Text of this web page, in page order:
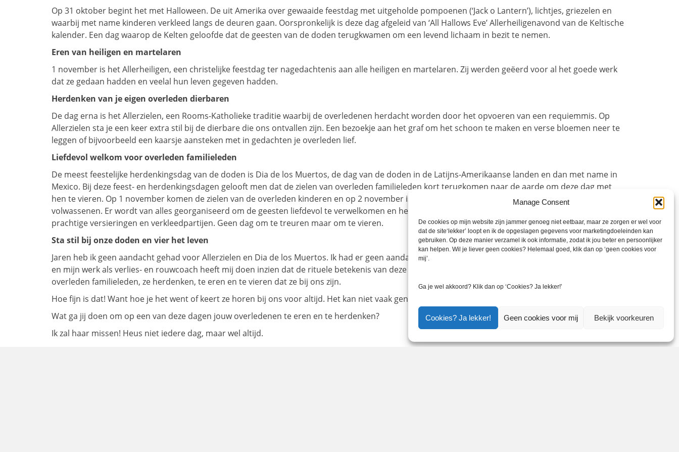
Manage Consent
De cookies op mijn website zijn jammer genoeg niet eetbaar, maar ze zorgen er wel voor
dat de site‘lekker’ loopt en ik de opgeslagen gegevens voor marketingdoeleinden kan
gebruiken. Op deze manier verzamel ik ook informatie, zodat ik jou beter en persoonlijker
kan helpen. Wil je liever geen cookies? Helemaal goed, klik dan op ‘geen cookies voor
mij’.
Ga je wel akkoord? Klik dan op ‘Cookies? Ja lekker!’
Cookies? Ja lekker! Geen cookies voor mij Bekijk voorkeuren
Op 31 oktober begint het met Halloween. De uit Amerika over gewaaide feestdag met uitgeholde pompoenen (‘Jack o Lantern’), lichtjes, griezelen en
waarbij met name kinderen verkleed langs de deuren gaan. Oorspronkelijk is deze dag afgeleid van ‘All Hallows Eve’ Allerheiligenavond van de Keltische
kalender. Een dag waarop de Kelten geloofde dat de geesten van de doden terugkwamen om een levend lichaam in bezit te nemen.
Eren van heiligen en martelaren
1 november is het Allerheiligen, een christelijke feestdag ter nagedachtenis aan alle heiligen en martelaren. Zij werden geëerd voor al het goede werk
dat ze gedaan hadden en veelal hun leven gegeven hadden.
Herdenken van je eigen overleden dierbaren
De dag erna is het Allerzielen, een Rooms-Katholieke traditie waarbij de overledenen herdacht worden door het opvoeren van een requiemmis. Op
Allerzielen sta je een keer extra stil bij de dierbare die ons ontvallen zijn. Een bezoekje aan het graf om het schoon te maken en verse bloemen neer te
leggen of bijvoorbeeld een kaarsje aansteken met in gedachten je overleden lief.
Liefdevol welkom voor overleden familieleden
De meest feestelijke herdenkingsdag van de doden is Dia de los Muertos, de dag van de doden in de Latijns-Amerikaanse landen en dan met name in
Mexico. Bij deze feest- en herdenkingsdagen gelooft men dat de zielen van overleden familieleden kort terugkomen naar de aarde om deze dag met
hen te vieren. Op 1 november komen de zielen van de overleden kinderen en op 2 november is het de beurt aan de zielen van de overleden
volwassenen. Er wordt van alles georganiseerd om de geesten liefdevol te verwelkomen en het is dan ook een dag vol festiviteiten, eten, drinken en
prachtige versieringen en verkleedpartijen. Geen dag om te treuren maar om te vieren.
Sta stil bij onze doden en vier het leven
Jaren heb ik geen aandacht gehad voor Allerzielen en Dia de los Muertos. Ik had er geen aandacht voor en deed er niets mee. Het overlijden van Joppe
en mijn werk als verlies- en rouwcoach heeft mij doen inzien dat de rituele betekenis van deze dagen zoiets moois is. Extra stil te staan bij onze
overleden familieleden, ze herdenken, te eren en te vieren dat ze bij ons zijn.
Hoe fijn is dat! Want hoe je het went of keert ze horen bij ons voor altijd. Het kan niet vaak genoeg.
Wat ga jij doen om op een van deze dagen jouw overledenen te eren en te herdenken?
Ik zal haar missen! Heus niet iedere dag, maar wel altijd.